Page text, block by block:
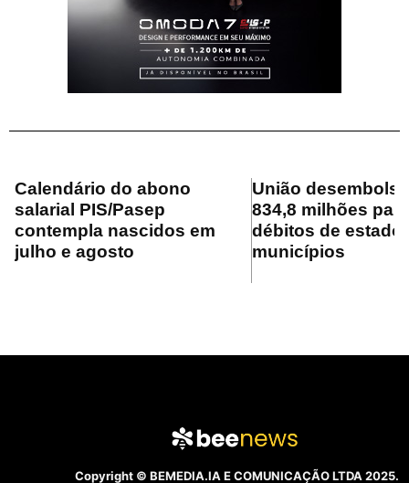
Calendário do abono
salarial PIS/Pasep
contempla nascidos em
julho e agosto
União
834,8 milhões
débitos de
municípios
Copyright © BEMEDIA.IA E COMUNICAÇÃO LTDA 2025.